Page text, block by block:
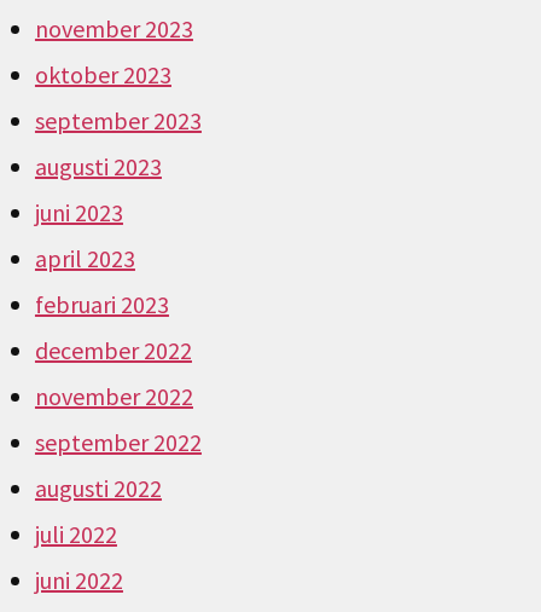
november 2023
oktober 2023
september 2023
augusti 2023
juni 2023
april 2023
februari 2023
december 2022
november 2022
september 2022
augusti 2022
juli 2022
juni 2022